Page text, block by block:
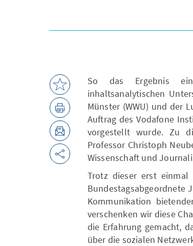
So das Ergebnis
inhaltsanalytischen
Münster (WWU) und der
Auftrag des Vodafone
vorgestellt wurde. Zu
Professor Christoph
Wissenschaft und
Trotz dieser erst einmal
Bundestagsabgeordnete
Kommunikation
verschenken wir diese
die Erfahrung gemacht,
über die sozialen